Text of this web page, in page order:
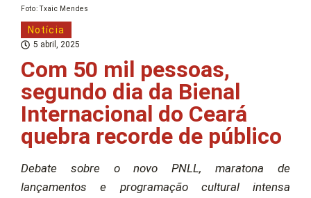
Foto: Txaic Mendes
Notícia
5 abril, 2025
Com 50 mil pessoas,
segundo dia da Bienal
Internacional do Ceará
quebra recorde de público
Debate sobre o novo PNLL, maratona de
lançamentos e programação cultural intensa